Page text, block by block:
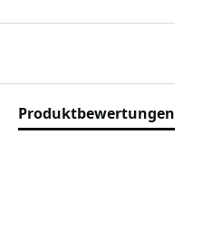
Produktbewertungen